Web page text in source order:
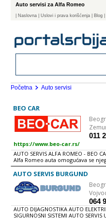
Auto servisi za Alfa Romeo
Naslovna | Uslovi i prava korišćenja Blog
Početna Auto servisi
BEO CAR
011
https://www.beo-car.rs/
AUTO SERVIS ALFA ROMEO - BEO
Alfa Romeo auta omogućava se
osoblje, brza i kvalitetna usluga,
Vozite bezbrižno svoje Alfa Romeo
vozila.
AUTO SERVIS BURGUND
064
AUTO DIJAGNOSTIKA AUTO
SIGURNOSNI SISTEMI AUTO